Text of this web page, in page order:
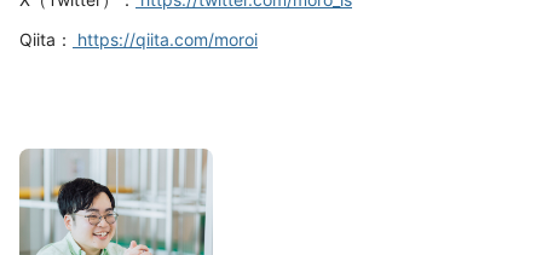
Qiita：
https://qiita.com/moroi